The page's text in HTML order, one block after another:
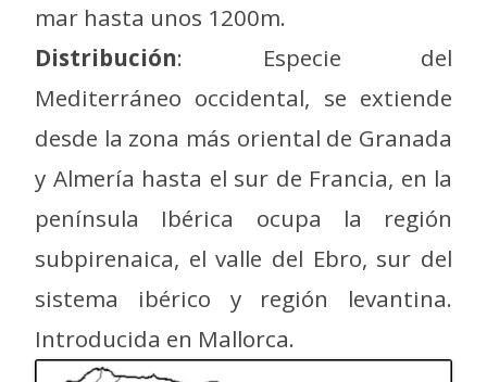
mar hasta unos 1200m.
Distribución: Especie del
Mediterráneo occidental, se extiende
desde la zona más oriental de Granada
y Almería hasta el sur de Francia, en la
península Ibérica ocupa la región
subpirenaica, el valle del Ebro, sur del
sistema ibérico y región levantina.
Introducida en Mallorca.